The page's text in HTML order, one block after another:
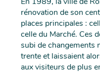
En 1989, la ville de
rénovation de son
places principales :
celle du Marché. Ces
subi de changements
trente et laissaient
aux visiteurs de plus